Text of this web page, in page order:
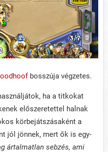
bosszúja végzetes.
ha a titkokat
előszeretettel halnak
körbejátszásaként a
jól jönnek, mert ők is egy-
ártalmatlan sebzés, ami